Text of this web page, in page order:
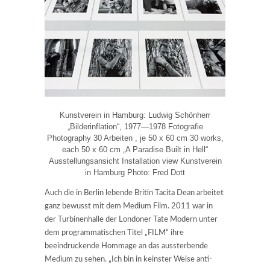
Kunstverein in Hamburg: Ludwig Schönherr
„Bilderinflation“, 1977—1978 Fotografie
Photography 30 Arbeiten , je 50 x 60 cm 30 works,
each 50 x 60 cm „A Paradise Built in Hell“
Ausstellungsansicht Installation view Kunstverein
in Hamburg Photo: Fred Dott
Auch die in Berlin lebende Britin Tacita Dean arbeitet
ganz bewusst mit dem Medium Film. 2011 war in
der Turbinenhalle der Londoner Tate Modern unter
dem programmatischen Titel „FILM“ ihre
beeindruckende Hommage an das aussterbende
Medium zu sehen. „Ich bin in keinster Weise anti-